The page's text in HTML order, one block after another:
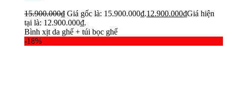
15.900.000₫ Giá gốc là: 15.900.000₫.12.900.000₫Giá hiện
tại là: 12.900.000₫.
Bình xịt da ghế + túi bọc ghế
-18%